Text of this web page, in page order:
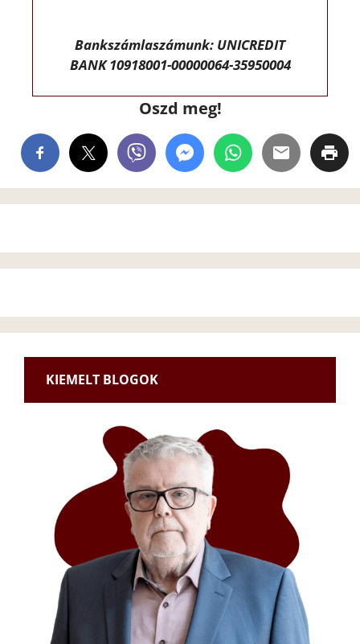
Bankszámlaszámunk: UNICREDIT
BANK 10918001-00000064-35950004
Oszd meg!
KIEMELT BLOGOK